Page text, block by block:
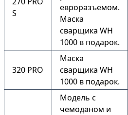
S
евроразъемом.
Маска
сварщика WH
1000 в подарок.
320 PRO
Маска
сварщика WH
1000 в подарок.
Модель с
чемоданом и